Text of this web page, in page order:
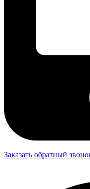
Заказать обратный